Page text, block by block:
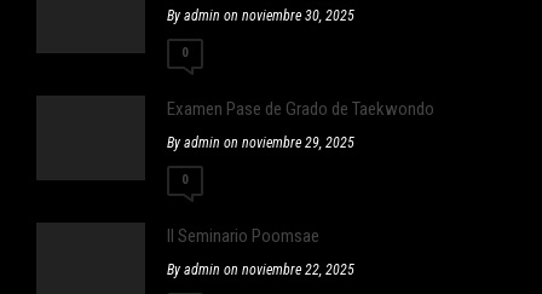
By admin on noviembre 30, 2025
0
Examen Pase de Grado de Taekwondo
By admin on noviembre 29, 2025
0
II Seminario Poomsae
By admin on noviembre 22, 2025